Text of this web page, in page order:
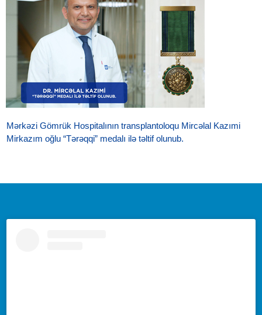
Mərkəzi Gömrük Hospitalının transplantoloqu Mircəlal Kazımi
Mirkazım oğlu “Tərəqqi” medalı ilə təltif olunub.